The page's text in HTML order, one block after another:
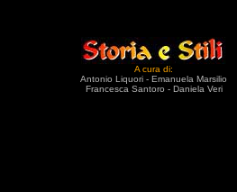
A cura di:
Antonio Liquori - Emanuela Marsilio
Francesca Santoro - Daniela Veri